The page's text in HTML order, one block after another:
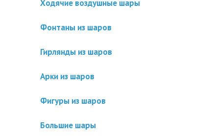
Ходячие воздушные шары
Фонтаны из шаров
Гирлянды из шаров
Арки из шаров
Фигуры из шаров
Большие шары